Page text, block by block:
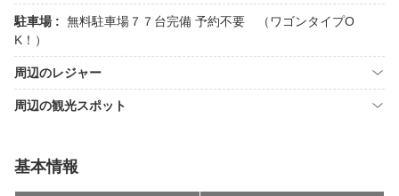
駐車場 : 無料駐車場７７台完備 予約不要 （ワゴンタイプO
K！）
周辺のレジャー
周辺の観光スポット
基本情報